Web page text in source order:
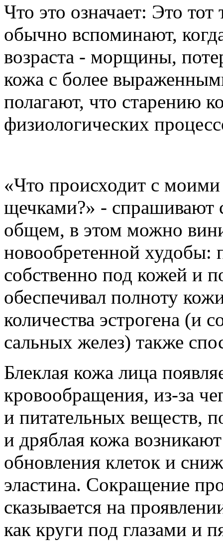
Что это означает: Это
обычно вспоминают,
возраста - морщины,
кожа с более
полагают, что старению
физиологических
«Что происходит с
щечками?» -
общем, в этом можно
новообретенной
собственно под кожей и
обеспечивал полноту
количества эстрогена (и
сальных желез) также
Блеклая кожа лица
кровообращения, из-за
и питательных
и дряблая кожа
обновления клеток и
эластина. Сокращение
сказывается на
как круги под глазами и